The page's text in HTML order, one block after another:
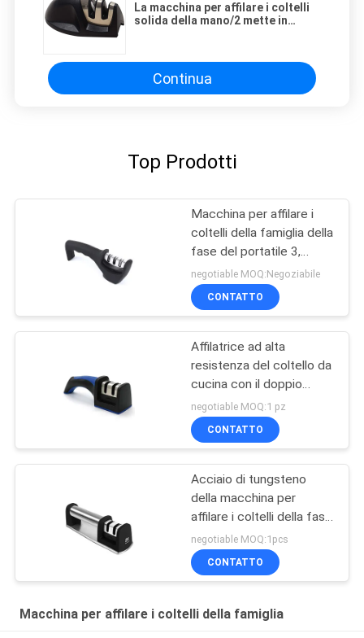
La macchina per affilare i coltelli
solida della mano/2 mette in
Continua
Top Prodotti
Macchina per affilare i
coltelli della famiglia della
fase del portatile 3,
affilatrice tenuta in mano
del carburo di tungsteno
negotiable MOQ:Negoziabile
CONTATTO
Affilatrice ad alta
resistenza del coltello da
cucina con il doppio
sistema premio
regolabile
negotiable MOQ:1 pz
CONTATTO
Acciaio di tungsteno
della macchina per
affilare i coltelli della fase
del manuale 2 e Cermaic
che affilano Rohi
negotiable MOQ:1pcs
CONTATTO
Macchina per affilare i coltelli della famiglia